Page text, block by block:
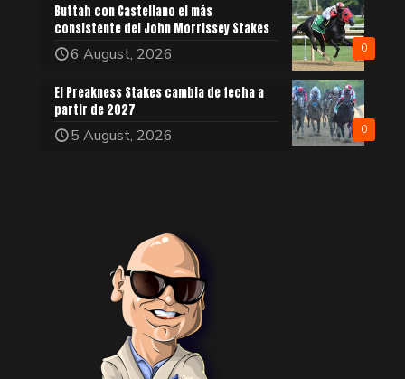
0
Buttah con Castellano el más
consistente del John Morrissey Stakes
6 August, 2026
0
El Preakness Stakes cambia de fecha a
partir de 2027
5 August, 2026